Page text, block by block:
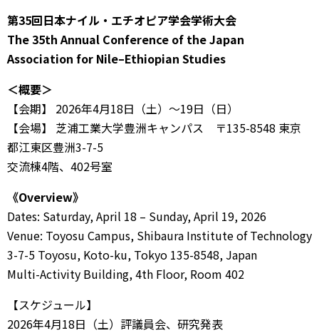
第35回日本ナイル・エチオピア学会学術大会
The 35th Annual Conference of the Japan
Association for Nile–Ethiopian Studies
＜概要＞
【会期】 2026年4月18日（土）〜19日（日）
【会場】 芝浦工業大学豊洲キャンパス 〒135-8548 東京
都江東区豊洲3-7-5
交流棟4階、402号室
《Overview》
Dates: Saturday, April 18 – Sunday, April 19, 2026
Venue: Toyosu Campus, Shibaura Institute of Technology
3-7-5 Toyosu, Koto-ku, Tokyo 135-8548, Japan
Multi-Activity Building, 4th Floor, Room 402
【スケジュール】
2026年4月18日（土）評議員会、研究発表